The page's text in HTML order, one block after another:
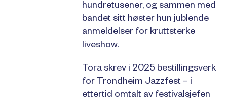
hundretusener, og sammen med
bandet sitt høster hun jublende
anmeldelser for kruttsterke
liveshow.
Tora skrev i 2025 bestillingsverk
for Trondheim Jazzfest – i
ettertid omtalt av festivalsjefen